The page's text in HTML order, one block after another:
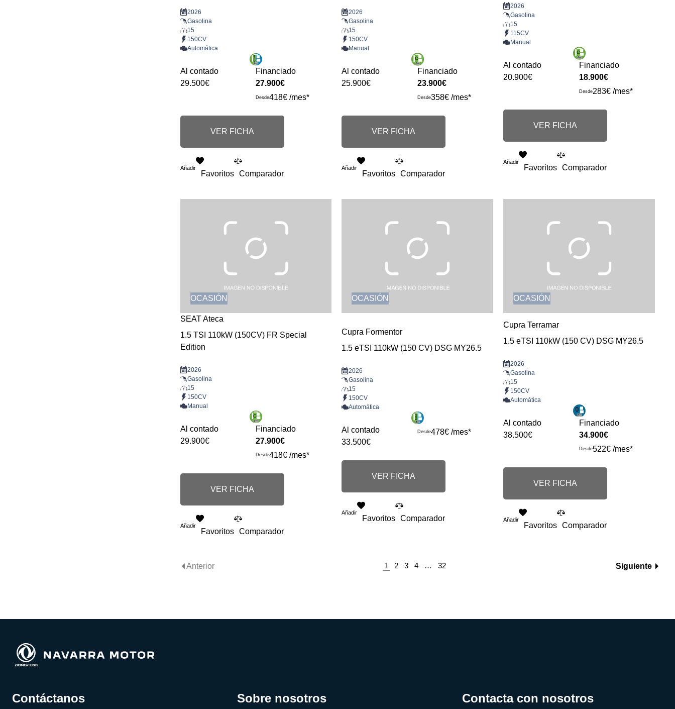
2026
Gasolina
15
150CV
Automática
Al contado
29.500€
Financiado
27.900€
Desde418€ /mes*
VER FICHA
Añadir
Favoritos Comparador
2026
Gasolina
15
150CV
Manual
Al contado
25.900€
Financiado
23.900€
Desde358€ /mes*
VER FICHA
Añadir
Favoritos Comparador
2026
Gasolina
15
115CV
Manual
Al contado
20.900€
Financiado
18.900€
Desde283€ /mes*
VER FICHA
Añadir
Favoritos Comparador
OCASIÓN
SEAT Ateca
1.5 TSI 110kW (150CV) FR Special
Edition
2026
Gasolina
15
150CV
Manual
Al contado
29.900€
Financiado
27.900€
Desde418€ /mes*
VER FICHA
Añadir
Favoritos Comparador
OCASIÓN
Cupra Formentor
1.5 eTSI 110kW (150 CV) DSG MY26.5
2026
Gasolina
15
150CV
Automática
Al contado
33.500€
Desde478€ /mes*
VER FICHA
Añadir
Favoritos Comparador
OCASIÓN
Cupra Terramar
1.5 eTSI 110kW (150 CV) DSG MY26.5
2026
Gasolina
15
150CV
Automática
Al contado
38.500€
Financiado
34.900€
Desde522€ /mes*
VER FICHA
Añadir
Favoritos Comparador
Anterior 1 2 3 4 … 32 Siguiente
Contáctanos Sobre nosotros Contacta con nosotros